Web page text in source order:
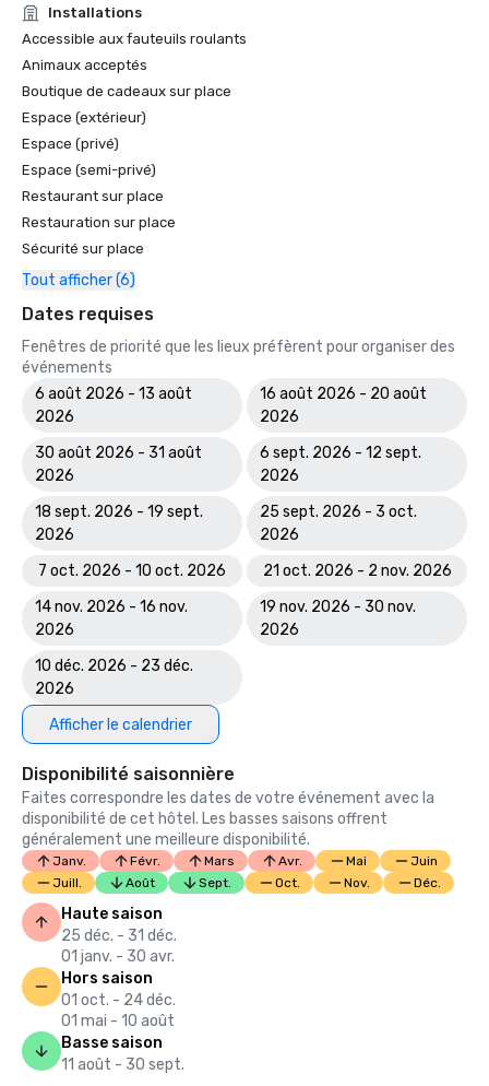
Installations
Accessible aux fauteuils roulants
Animaux acceptés
Boutique de cadeaux sur place
Espace (extérieur)
Espace (privé)
Espace (semi-privé)
Restaurant sur place
Restauration sur place
Sécurité sur place
Tout afficher (6)
Dates requises
Fenêtres de priorité que les lieux préfèrent pour organiser des
événements
6 août 2026 - 13 août
2026
16 août 2026 - 20 août
2026
30 août 2026 - 31 août
2026
6 sept. 2026 - 12 sept.
2026
18 sept. 2026 - 19 sept.
2026
25 sept. 2026 - 3 oct.
2026
7 oct. 2026 - 10 oct. 2026
21 oct. 2026 - 2 nov. 2026
14 nov. 2026 - 16 nov.
2026
19 nov. 2026 - 30 nov.
2026
10 déc. 2026 - 23 déc.
2026
Afficher le calendrier
Disponibilité saisonnière
Faites correspondre les dates de votre événement avec la
disponibilité de cet hôtel. Les basses saisons offrent
généralement une meilleure disponibilité.
Janv. Févr. Mars Avr. Mai
Juin
Juill.
Août Sept. Oct. Nov. Déc.
Haute saison
25 déc. - 31 déc.
01 janv. - 30 avr.
Hors saison
01 oct. - 24 déc.
01 mai - 10 août
Basse saison
11 août - 30 sept.